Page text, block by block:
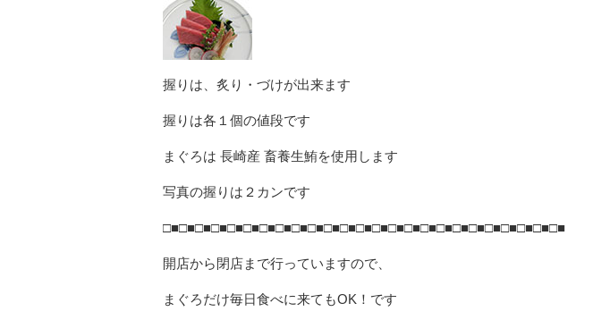
握りは、炙り・づけが出来ます
握りは各１個の値段です
まぐろは 長崎産 畜養生鮪を使用します
写真の握りは２カンです
□■□■□■□■□■□■□■□■□■□■□■□■□■□■□■□■□■□■□■□■□■□■□■□■□■
開店から閉店まで行っていますので、
まぐろだけ毎日食べに来てもOK！です